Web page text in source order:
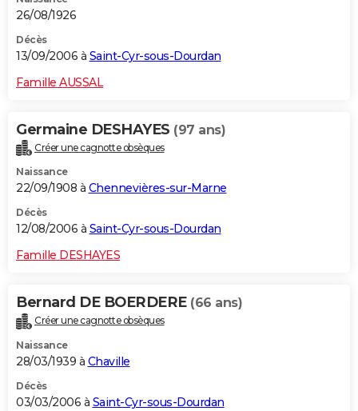
26/08/1926
Décès
13/09/2006 à Saint-Cyr-sous-Dourdan
Famille AUSSAL
Germaine DESHAYES (97 ans)
Créer une cagnotte obsèques
Naissance
22/09/1908 à Chennevières-sur-Marne
Décès
12/08/2006 à Saint-Cyr-sous-Dourdan
Famille DESHAYES
Bernard DE BOERDERE (66 ans)
Créer une cagnotte obsèques
Naissance
28/03/1939 à Chaville
Décès
03/03/2006 à Saint-Cyr-sous-Dourdan